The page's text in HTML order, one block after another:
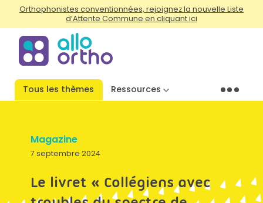
Orthophonistes conventionnées, rejoignez la nouvelle Liste
d’Attente Commune en cliquant ici
Tous les thèmes Ressources Menu
Magazine
7 septembre 2024
Le livret « Collégiens avec